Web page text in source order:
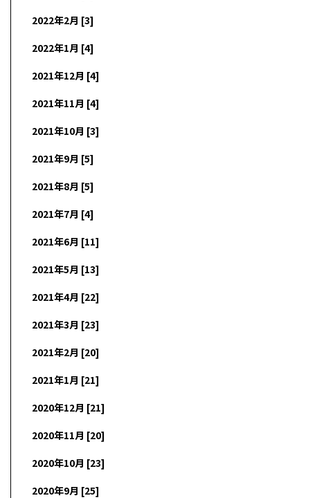
2022年2月 [3]
2022年1月 [4]
2021年12月 [4]
2021年11月 [4]
2021年10月 [3]
2021年9月 [5]
2021年8月 [5]
2021年7月 [4]
2021年6月 [11]
2021年5月 [13]
2021年4月 [22]
2021年3月 [23]
2021年2月 [20]
2021年1月 [21]
2020年12月 [21]
2020年11月 [20]
2020年10月 [23]
2020年9月 [25]